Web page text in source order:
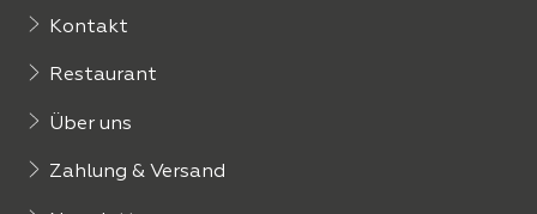
Kontakt
Restaurant
Über uns
Zahlung & Versand